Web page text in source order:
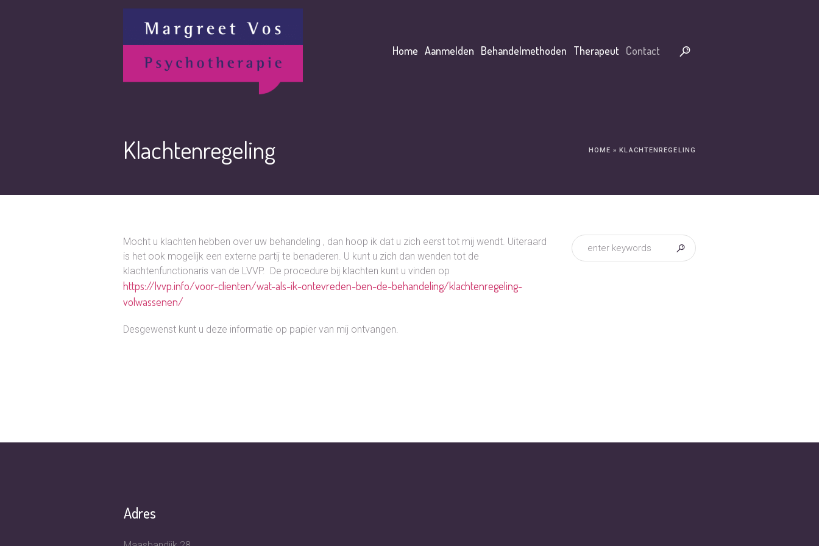
Home Aanmelden Behandelmethoden Therapeut Contact
Klachtenregeling HOME »KLACHTENREGELING
Mocht u klachten hebben over uw behandeling , dan hoop ik dat u zich eerst tot mij wendt. Uiteraard
is het ook mogelijk een externe partij te benaderen. U kunt u zich dan wenden tot de
klachtenfunctionaris van de LVVP. De procedure bij klachten kunt u vinden op
https://lvvp.info/voor-clienten/wat-als-ik-ontevreden-ben-de-behandeling/klachtenregeling-
volwassenen/
Desgewenst kunt u deze informatie op papier van mij ontvangen.
Adres